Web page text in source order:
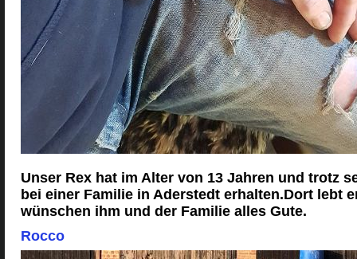
Unser Rex hat im Alter von 13 Jahren und trotz
bei einer Familie in Aderstedt erhalten.Dort lebt
wünschen ihm und der Familie alles Gute.
Rocco